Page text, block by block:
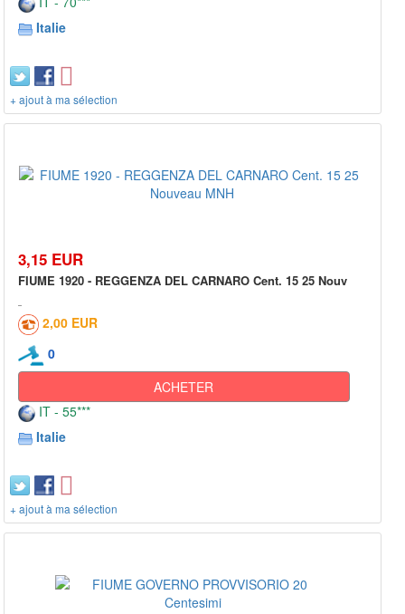
Italie
+ ajout à ma sélection
3,15 EUR
FIUME 1920 - REGGENZA DEL CARNARO Cent. 15 25 Nouv
2,00 EUR
0
ACHETER
IT - 55***
Italie
+ ajout à ma sélection